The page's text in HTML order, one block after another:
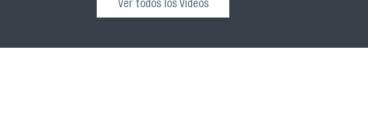
Ver todos los Videos